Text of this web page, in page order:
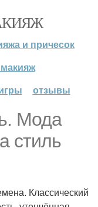
и причесок
отзывы
Мода
стиль
Классический